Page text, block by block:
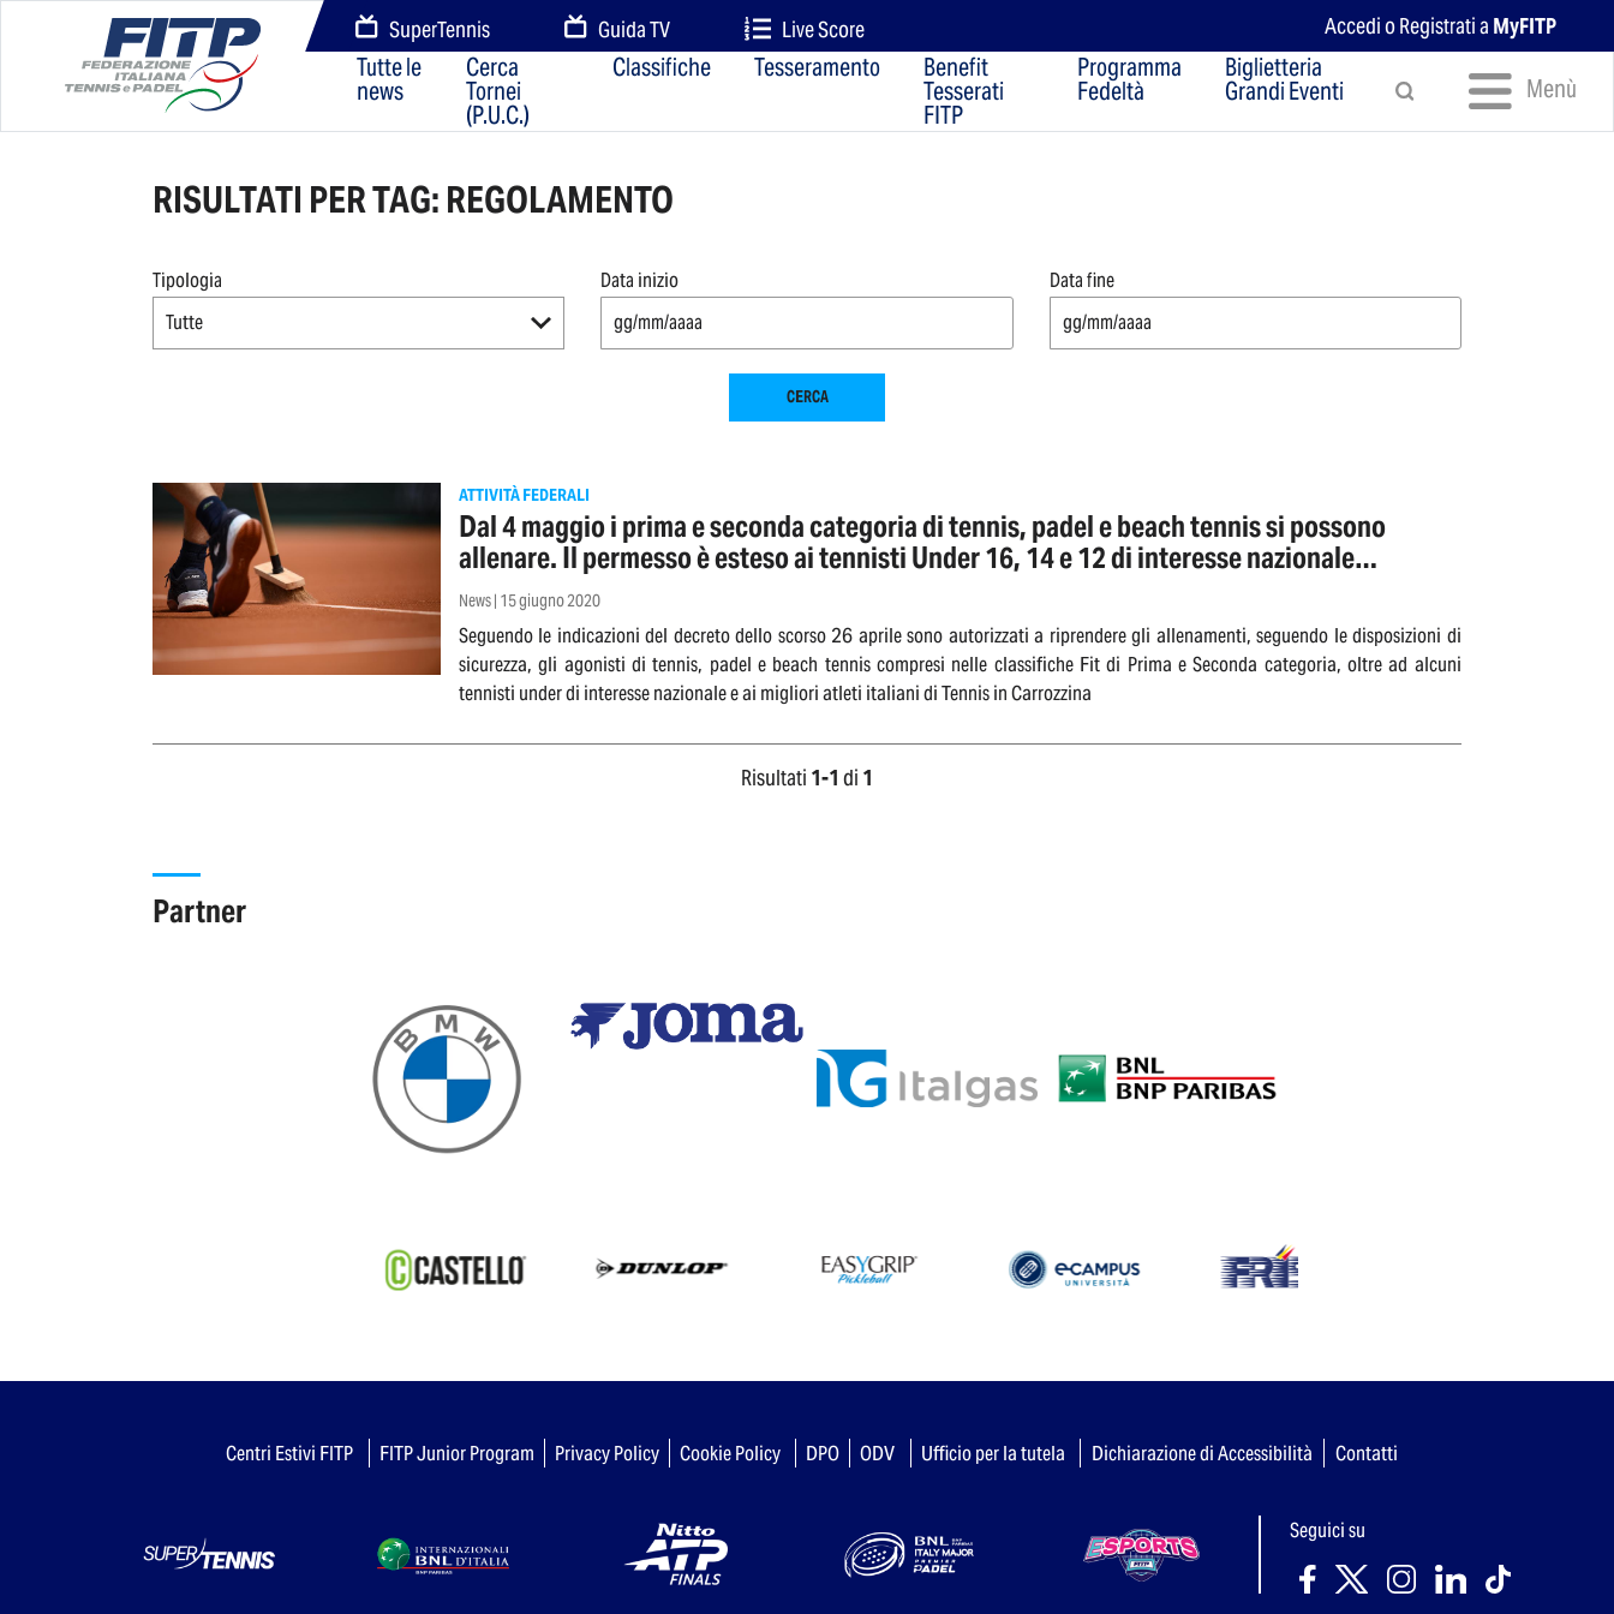
SuperTennis Guida TV Live Score Accedi o Registrati a MyFITP
Tutte le
news
Cerca
Tornei
(P.U.C.)
Classifiche Tesseramento Benefit
Tesserati
FITP
Programma
Fedeltà
Biglietteria
Grandi Eventi Menù
RISULTATI PER TAG: REGOLAMENTO
Tipologia
Tutte
Data inizio Data fine
CERCA
ATTIVITÀ FEDERALI
Dal 4 maggio i prima e seconda categoria di tennis, padel e beach tennis si possono
allenare. Il permesso è esteso ai tennisti Under 16, 14 e 12 di interesse nazionale
convocati nei CPA
News | 15 giugno 2020
Seguendo le indicazioni del decreto dello scorso 26 aprile sono autorizzati a riprendere gli allenamenti, seguendo le disposizioni di
sicurezza, gli agonisti di tennis, padel e beach tennis compresi nelle classifiche Fit di Prima e Seconda categoria, oltre ad alcuni
tennisti under di interesse nazionale e ai migliori atleti italiani di Tennis in Carrozzina
Risultati 1-1 di 1
Partner
Centri Estivi FITP FITP Junior Program Privacy Policy Cookie Policy DPO ODV Ufficio per la tutela Dichiarazione di Accessibilità Contatti
Seguici su